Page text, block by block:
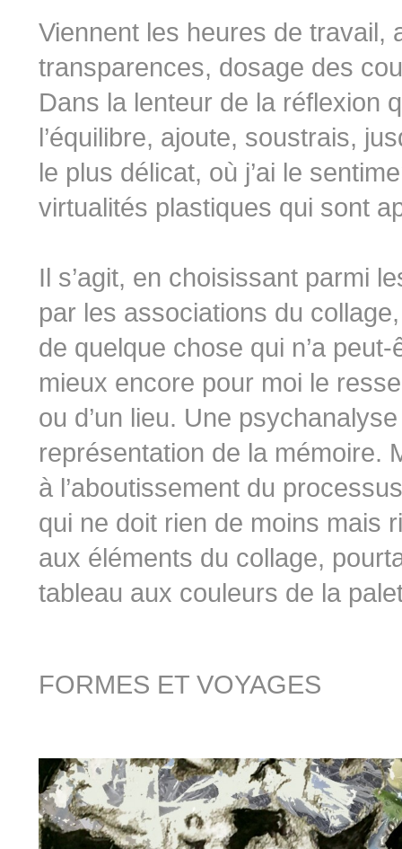
Viennent les heures de travail,
transparences, dosage des
Dans la lenteur de la réflexion
l’équilibre, ajoute, soustrais,
le plus délicat, où j’ai le
virtualités plastiques qui sont
Il s’agit, en choisissant parmi
par les associations du
de quelque chose qui n’a
mieux encore pour moi le
ou d’un lieu. Une
représentation de la mémoire.
à l’aboutissement du
qui ne doit rien de moins mais
aux éléments du collage,
tableau aux couleurs de la
FORMES ET VOYAGES